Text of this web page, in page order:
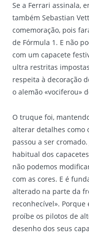
Se a Ferrari assinala,
também Sebastian
comemoração, pois
de Fórmula 1. E não
com um capacete
ultra restritas
respeita à decoração
o alemão «vociferou»
O truque foi,
alterar detalhes como
passou a ser
habitual dos
não podemos
com as cores. E é
alterado na parte da
reconhecível».
proíbe os pilotos de
desenho dos seus